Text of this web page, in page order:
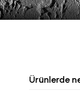
Ürünlerde